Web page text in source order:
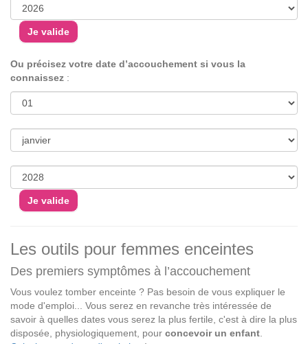
Ou précisez votre date d’accouchement si vous la
connaissez :
Les outils pour femmes enceintes
Des premiers symptômes à l’accouchement
Vous voulez tomber enceinte ? Pas besoin de vous expliquer le
mode d'emploi... Vous serez en revanche très intéressée de
savoir à quelles dates vous serez la plus fertile, c'est à dire la plus
disposée, physiologiquement, pour concevoir un enfant.